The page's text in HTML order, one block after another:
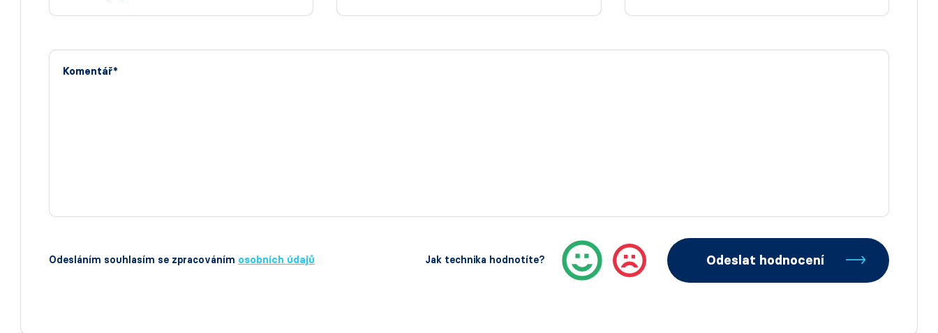
Komentář*
Odesláním souhlasím se zpracováním osobních údajů Jak technika hodnotíte? Odeslat hodnocení